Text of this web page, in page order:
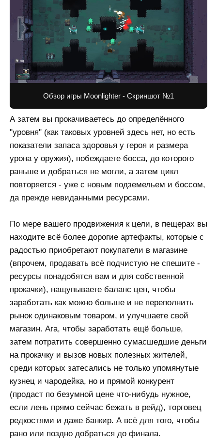
Обзор игры Moonlighter - Скриншот №1
А затем вы прокачиваетесь до определённого
"уровня" (как таковых уровней здесь нет, но есть
показатели запаса здоровья у героя и размера
урона у оружия), побеждаете босса, до которого
раньше и добраться не могли, а затем цикл
повторяется - уже с новым подземельем и боссом,
да прежде невиданными ресурсами.
По мере вашего продвижения к цели, в пещерах вы
находите всё более дорогие артефакты, которые с
радостью приобретают покупатели в магазине
(впрочем, продавать всё подчистую не спешите -
ресурсы понадобятся вам и для собственной
прокачки), нащупываете баланс цен, чтобы
заработать как можно больше и не переполнить
рынок одинаковым товаром, и улучшаете свой
магазин. Ага, чтобы заработать ещё больше,
затем потратить совершенно сумасшедшие деньги
на прокачку и вызов новых полезных жителей,
среди которых затесались не только упомянутые
кузнец и чародейка, но и прямой конкурент
(продаст по безумной цене что-нибудь нужное,
если лень прямо сейчас бежать в рейд), торговец
редкостями и даже банкир. А всё для того, чтобы
рано или поздно добраться до финала.